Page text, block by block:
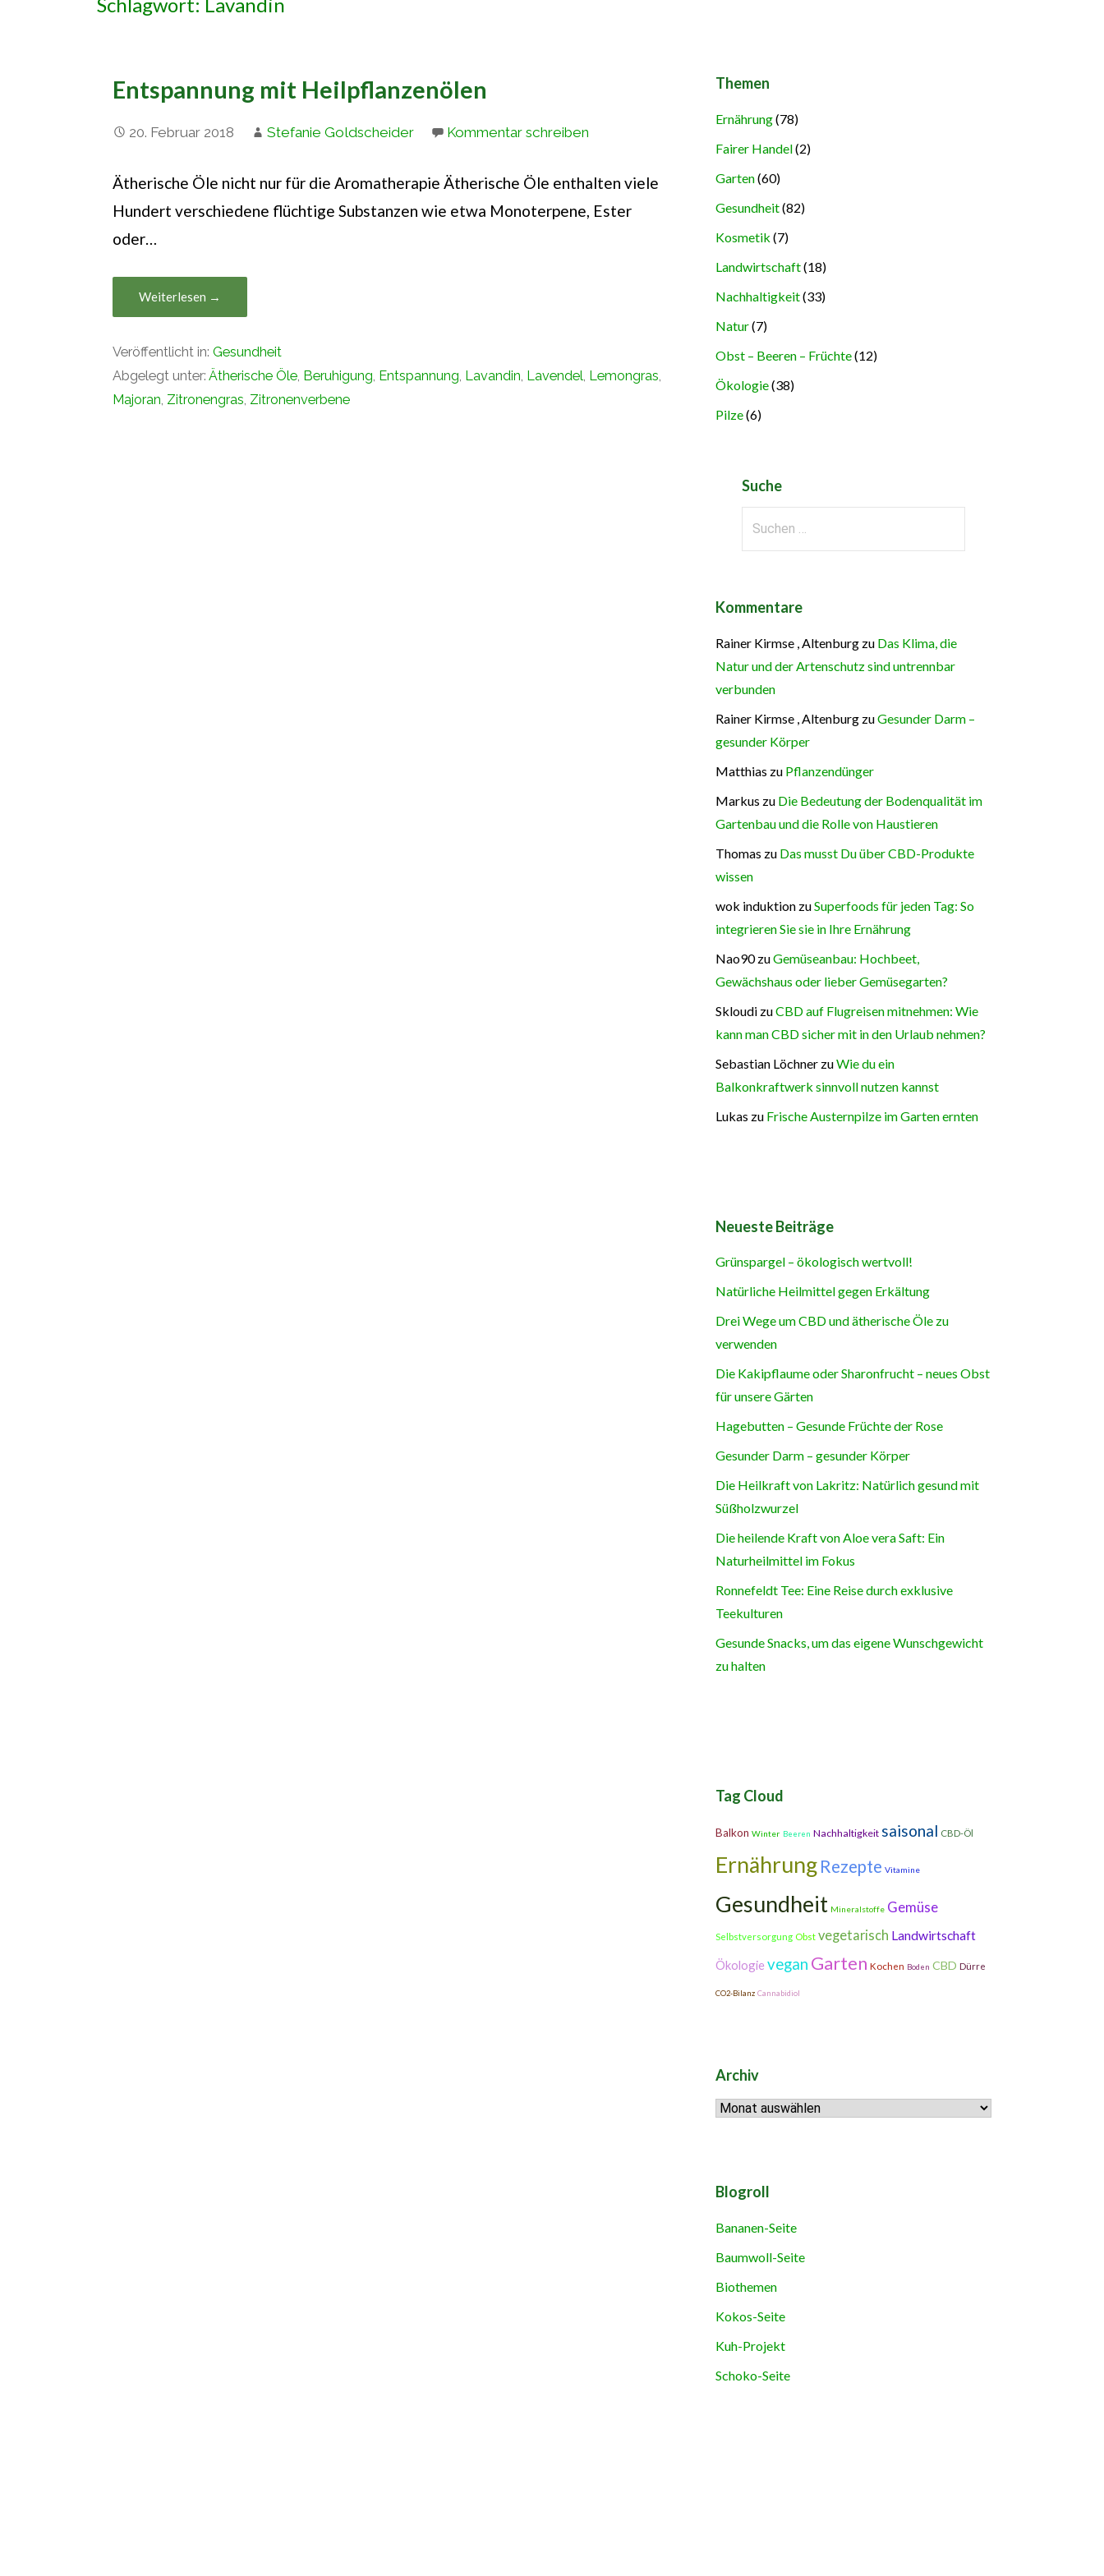
Schlagwort: Lavandin
Entspannung mit Heilpflanzenölen
20. Februar 2018 Stefanie Goldscheider Kommentar schreiben
Ätherische Öle nicht nur für die Aromatherapie Ätherische Öle enthalten viele
Hundert verschiedene flüchtige Substanzen wie etwa Monoterpene, Ester
oder…
Weiterlesen →
Veröffentlicht in:Gesundheit
Abgelegt unter:Ätherische Öle, Beruhigung, Entspannung, Lavandin, Lavendel, Lemongras,
Majoran, Zitronengras, Zitronenverbene
Themen
Ernährung(78)
Fairer Handel(2)
Garten(60)
Gesundheit(82)
Kosmetik (7)
Landwirtschaft(18)
Nachhaltigkeit(33)
Natur(7)
Obst – Beeren – Früchte(12)
Ökologie(38)
Pilze(6)
Suche
Kommentare
Rainer Kirmse , Altenburgzu Das Klima, die
Natur und der Artenschutz sind untrennbar
verbunden
Rainer Kirmse , AltenburgzuGesunder Darm –
gesunder Körper
Matthias zu Pflanzendünger
Markus zu Die Bedeutung der Bodenqualität im
Gartenbau und die Rolle von Haustieren
Thomas zu Das musst Du über CBD-Produkte
wissen
wok induktionzuSuperfoods für jeden Tag: So
integrieren Sie sie in Ihre Ernährung
Nao90zuGemüseanbau: Hochbeet,
Gewächshaus oder lieber Gemüsegarten?
SkloudizuCBD auf Flugreisen mitnehmen: Wie
kann man CBD sicher mit in den Urlaub nehmen?
Sebastian LöchnerzuWie du ein
Balkonkraftwerk sinnvoll nutzen kannst
Lukas zu Frische Austernpilze im Garten ernten
Neueste Beiträge
Grünspargel – ökologisch wertvoll!
Natürliche Heilmittel gegen Erkältung
Drei Wege um CBD und ätherische Öle zu
verwenden
Die Kakipflaume oder Sharonfrucht – neues Obst
für unsere Gärten
Hagebutten – Gesunde Früchte der Rose
Gesunder Darm – gesunder Körper
Die Heilkraft von Lakritz: Natürlich gesund mit
Süßholzwurzel
Die heilende Kraft von Aloe vera Saft: Ein
Naturheilmittel im Fokus
Ronnefeldt Tee: Eine Reise durch exklusive
Teekulturen
Gesunde Snacks, um das eigene Wunschgewicht
zu halten
Tag Cloud
Balkon Winter Beeren Nachhaltigkeit saisonal CBD-Öl
Ernährung Rezepte Vitamine
Gesundheit Mineralstoffe Gemüse
Selbstversorgung Obst vegetarisch Landwirtschaft
Ökologie vegan Garten Kochen Boden CBD Dürre
CO2-Bilanz Cannabidiol
Archiv
Archiv
Blogroll
Bananen-Seite
Baumwoll-Seite
Biothemen
Kokos-Seite
Kuh-Projekt
Schoko-Seite